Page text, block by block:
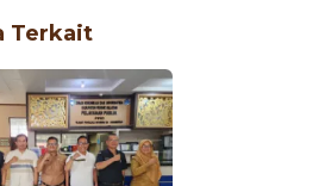
Terkait